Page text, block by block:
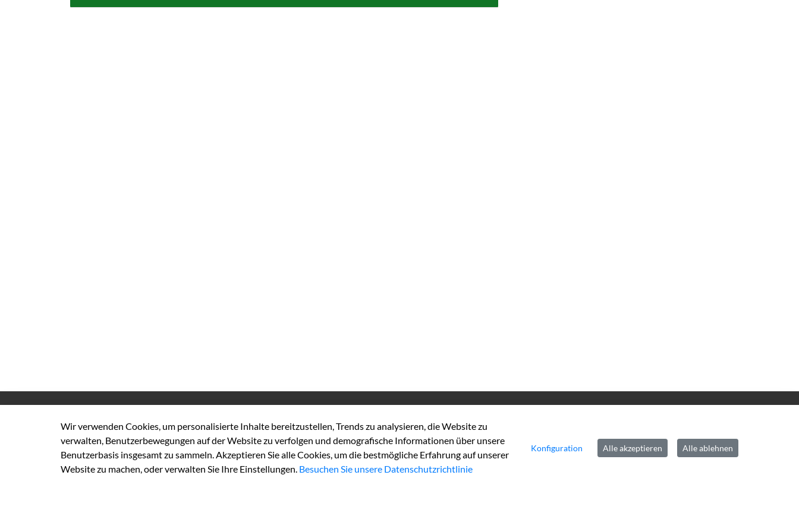
Valkenburger Straße45
D-52525Heinsberg
Tel:+49 2452 130
Fax:+49 2452131100
E-Mail:info@kreis-heinsberg.de
Datenschutz
Wir verwenden Cookies, um personalisierte Inhalte bereitzustellen, Trends zu analysieren, die Website zu
verwalten, Benutzerbewegungen auf der Website zu verfolgen und demografische Informationen über unsere
Benutzerbasis insgesamt zu sammeln. Akzeptieren Sie alle Cookies, um die bestmögliche Erfahrung auf unserer
Website zu machen, oder verwalten Sie Ihre Einstellungen. Besuchen Sie unsere Datenschutzrichtlinie
Konfiguration Alle akzeptieren Alle ablehnen